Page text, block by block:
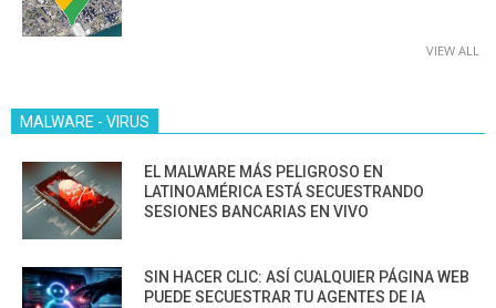
VIEW ALL
MALWARE - VIRUS
EL MALWARE MÁS PELIGROSO EN
LATINOAMÉRICA ESTÁ SECUESTRANDO
SESIONES BANCARIAS EN VIVO
SIN HACER CLIC: ASÍ CUALQUIER PÁGINA WEB
PUEDE SECUESTRAR TU AGENTES DE IA